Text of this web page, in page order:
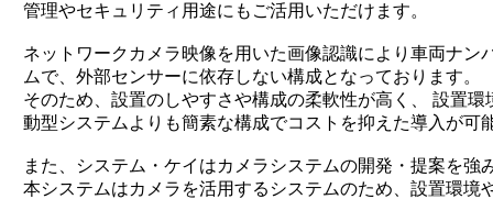
管理やセキュリティ用途にもご活用いただけます。
ネットワークカメラ映像を用いた画像認識により車両ナン
ムで、外部センサーに依存しない構成となっております。
そのため、設置のしやすさや構成の柔軟性が高く、 設置
動型システムよりも簡素な構成でコストを抑えた導入が可
また、システム・ケイはカメラシステムの開発・提案を強
本システムはカメラを活用するシステムのため、設置環境